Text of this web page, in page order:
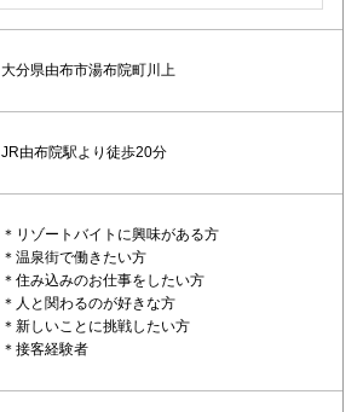
大分県由布市湯布院町川上
JR由布院駅より徒歩20分
＊リゾートバイトに興味がある方
＊温泉街で働きたい方
＊住み込みのお仕事をしたい方
＊人と関わるのが好きな方
＊新しいことに挑戦したい方
＊接客経験者